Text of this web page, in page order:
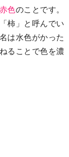
色のことです。
柿」と呼んでい
は水色がかった
ることで色を濃